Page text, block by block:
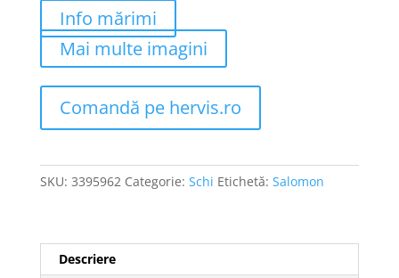
Info mărimi
Mai multe imagini
Comandă pe hervis.ro
SKU: 3395962 Categorie: Schi Etichetă: Salomon
Descriere